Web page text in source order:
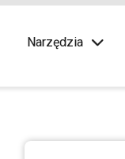
Narzędzia